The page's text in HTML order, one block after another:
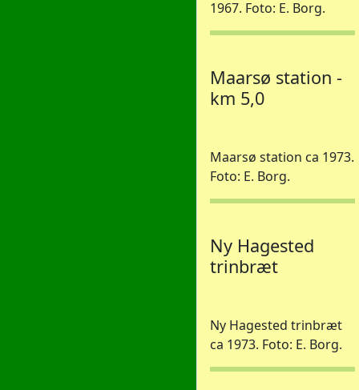
1967. Foto: E. Borg.
Maarsø station -
km 5,0
Maarsø station ca 1973.
Foto: E. Borg.
Ny Hagested
trinbræt
Ny Hagested trinbræt
ca 1973. Foto: E. Borg.